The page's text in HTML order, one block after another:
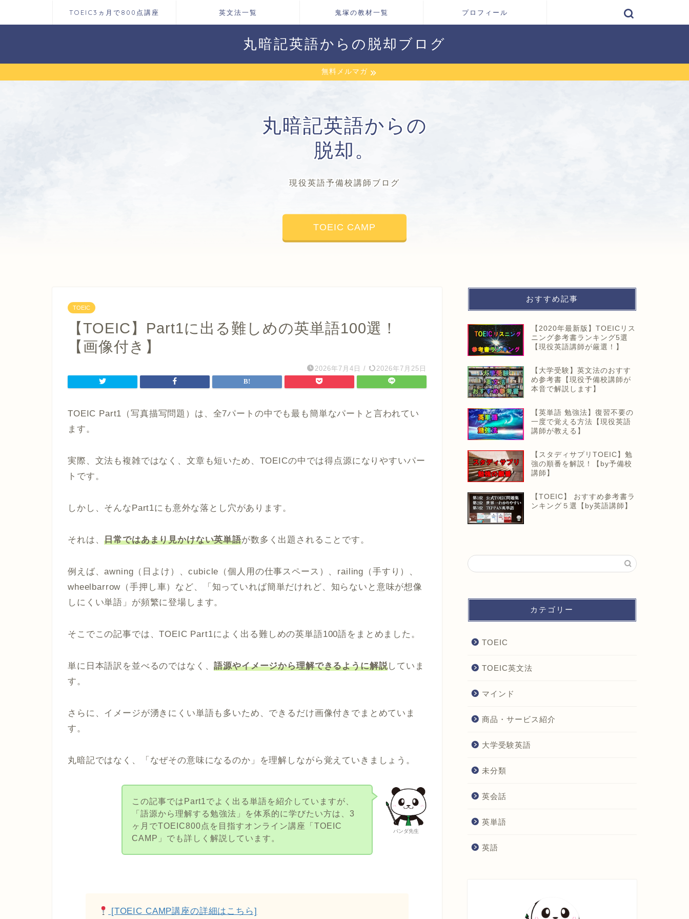
TOEIC3ヵ月で800点講座 英文法一覧 鬼塚の教材一覧 プロフィール
丸暗記英語からの脱却ブログ
無料メルマガ
丸暗記英語からの
脱却。
現役英語予備校講師ブログ
TOEIC CAMP
TOEIC
【TOEIC】Part1に出る難しめの英単語100選！
【画像付き】
2026年7月4日 / 2026年7月25日
TOEIC Part1（写真描写問題）は、全7パートの中でも最も簡単なパートと言われてい
ます。
実際、文法も複雑ではなく、文章も短いため、TOEICの中では得点源になりやすいパー
トです。
しかし、そんなPart1にも意外な落とし穴があります。
それは、日常ではあまり見かけない英単語が数多く出題されることです。
例えば、awning（日よけ）、cubicle（個人用の仕事スペース）、railing（手すり）、
wheelbarrow（手押し車）など、「知っていれば簡単だけれど、知らないと意味が想像
しにくい単語」が頻繁に登場します。
そこでこの記事では、TOEIC Part1によく出る難しめの英単語100語をまとめました。
単に日本語訳を並べるのではなく、語源やイメージから理解できるように解説していま
す。
さらに、イメージが湧きにくい単語も多いため、できるだけ画像付きでまとめていま
す。
丸暗記ではなく、「なぜその意味になるのか」を理解しながら覚えていきましょう。
パンダ先生
この記事ではPart1でよく出る単語を紹介していますが、
「語源から理解する勉強法」を体系的に学びたい方は、3
ヶ月でTOEIC800点を目指すオンライン講座「TOEIC
CAMP」でも詳しく解説しています。
[TOEIC CAMP講座の詳細はこちら]
おすすめ記事
【2020年最新版】TOEICリス
ニング参考書ランキング5選
【現役英語講師が厳選！】
【大学受験】英文法のおすす
め参考書【現役予備校講師が
本音で解説します】
【英単語 勉強法】復習不要の
一度で覚える方法【現役英語
講師が教える】
【スタディサプリTOEIC】勉
強の順番を解説！【by予備校
講師】
【TOEIC】 おすすめ参考書ラ
ンキング５選【by英語講師】
カテゴリー
TOEIC
TOEIC英文法
マインド
商品・サービス紹介
大学受験英語
未分類
英会話
英単語
英語